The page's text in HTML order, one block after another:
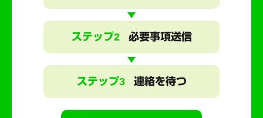
ステップ2 必要事項送信
ステップ3 連絡を待つ